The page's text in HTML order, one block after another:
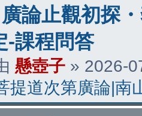
廣論止觀初探
-課程問答
懸壺子 » 2026-
提道次第廣論|南